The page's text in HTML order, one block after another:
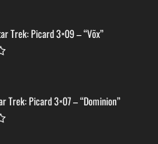
Trek: Picard 3×09 – “Võx”
Trek: Picard 3×07 – “Dominion”